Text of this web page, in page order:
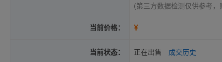
(第三方数据检测仅供参考
当前价格： ¥
当前状态： 正在出售 成交历史